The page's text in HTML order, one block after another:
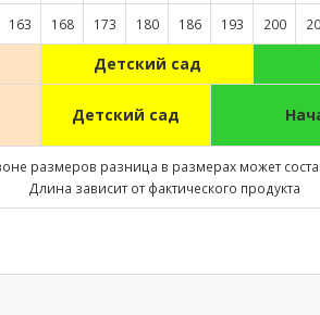
163 168 173 180 186 193 200
Детский сад
Детский сад
размеров разница в размерах может
Длина зависит от фактического продукта